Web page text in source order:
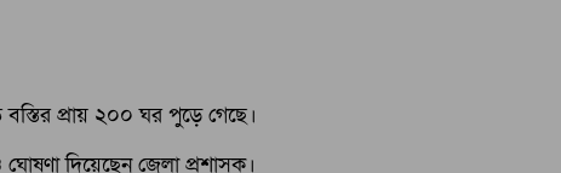
প্রায় ২০০ ঘর পুড়ে গেছে।
দিয়েছেন জেলা প্রশাসক।